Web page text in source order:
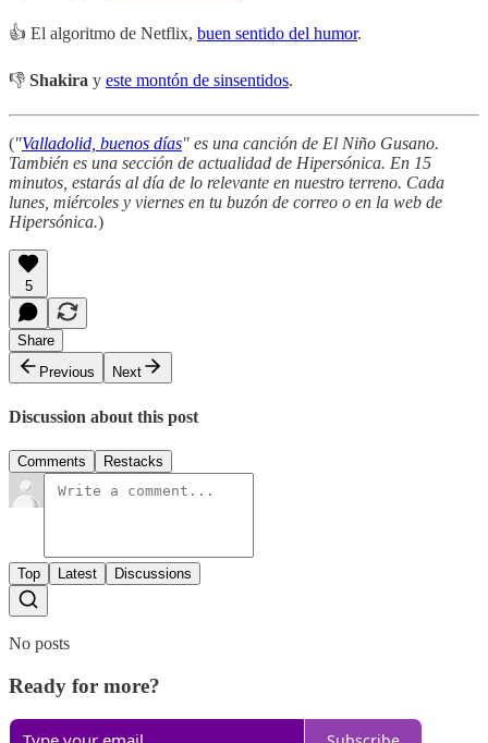
👍 El algoritmo de Netflix, buen sentido del humor.
👎 Shakira y este montón de sinsentidos.
("Valladolid, buenos días" es una canción de El Niño Gusano.
También es una sección de actualidad de Hipersónica. En 15
minutos, estarás al día de lo relevante en nuestro terreno. Cada
lunes, miércoles y viernes en tu buzón de correo o en la web de
Hipersónica.)
5
Share
Previous
Next
Discussion about this post
Comments Restacks
Top Latest Discussions
No posts
Ready for more?